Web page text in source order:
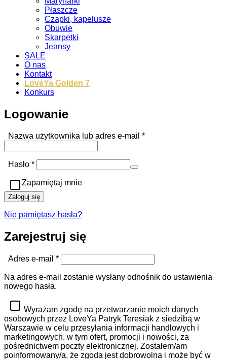
Płaszcze
Czapki, kapelusze
Obuwie
Skarpetki
Jeansy
SALE
O nas
Kontakt
LoveYa Golden 7
Konkurs
Logowanie
Nazwa użytkownika lub adres e-mail *Wymagane
Hasło *Wymagane
Zapamiętaj mnie
Zaloguj się
Nie pamiętasz hasła?
Zarejestruj się
Adres e-mail *Wymagane
Na adres e-mail zostanie wysłany odnośnik do ustawienia
nowego hasła.
Wyrażam zgodę na przetwarzanie moich danych
osobowych przez LoveYa Patryk Teresiak z siedzibą w
Warszawie w celu przesyłania informacji handlowych i
marketingowych, w tym ofert, promocji i nowości, za
pośrednictwem poczty elektronicznej. Zostałem/am
poinformowany/a, że zgoda jest dobrowolna i może być w